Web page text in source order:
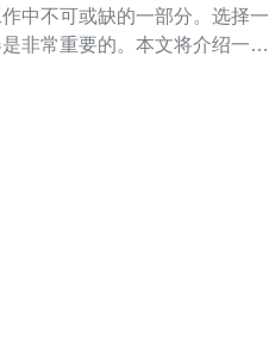
中不可或缺的一部分。选择一
非常重要的。本文将介绍一些